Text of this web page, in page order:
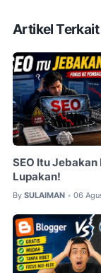
Artikel Terkait
SEO Itu Jebakan
Lupakan!
By SULAIMAN • 06